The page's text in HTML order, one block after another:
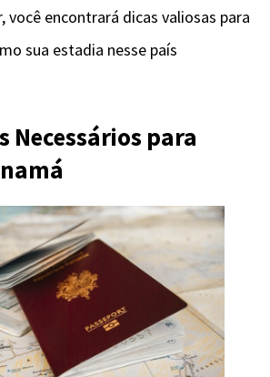
você encontrará dicas valiosas para
sua estadia nesse país
Necessários para